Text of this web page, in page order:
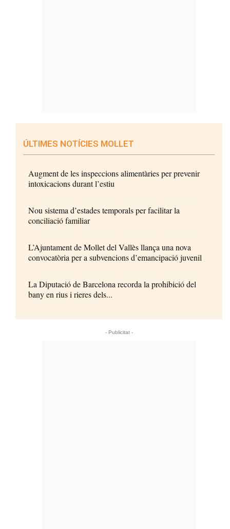
ÚLTIMES NOTÍCIES MOLLET
Augment de les inspeccions alimentàries per prevenir
intoxicacions durant l’estiu
Nou sistema d’estades temporals per facilitar la
conciliació familiar
L’Ajuntament de Mollet del Vallès llança una nova
convocatòria per a subvencions d’emancipació juvenil
La Diputació de Barcelona recorda la prohibició del
bany en rius i rieres dels...
- Publicitat -